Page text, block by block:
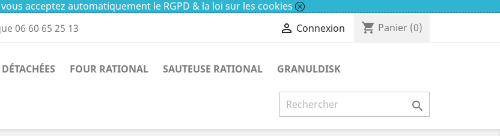
acceptez automatiquement le RGPD & la loi sur les cookies
06 60 65 25 13  Connexion shopping_cart Panier (0)
FOUR RATIONAL SAUTEUSE RATIONAL GRANULDISK
